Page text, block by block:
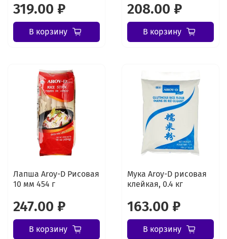
319.00 ₽
В корзину
208.00 ₽
В корзину
Лапша Aroy-D Рисовая
10 мм 454 г
247.00 ₽
В корзину
Мука Aroy-D рисовая
клейкая, 0.4 кг
163.00 ₽
В корзину